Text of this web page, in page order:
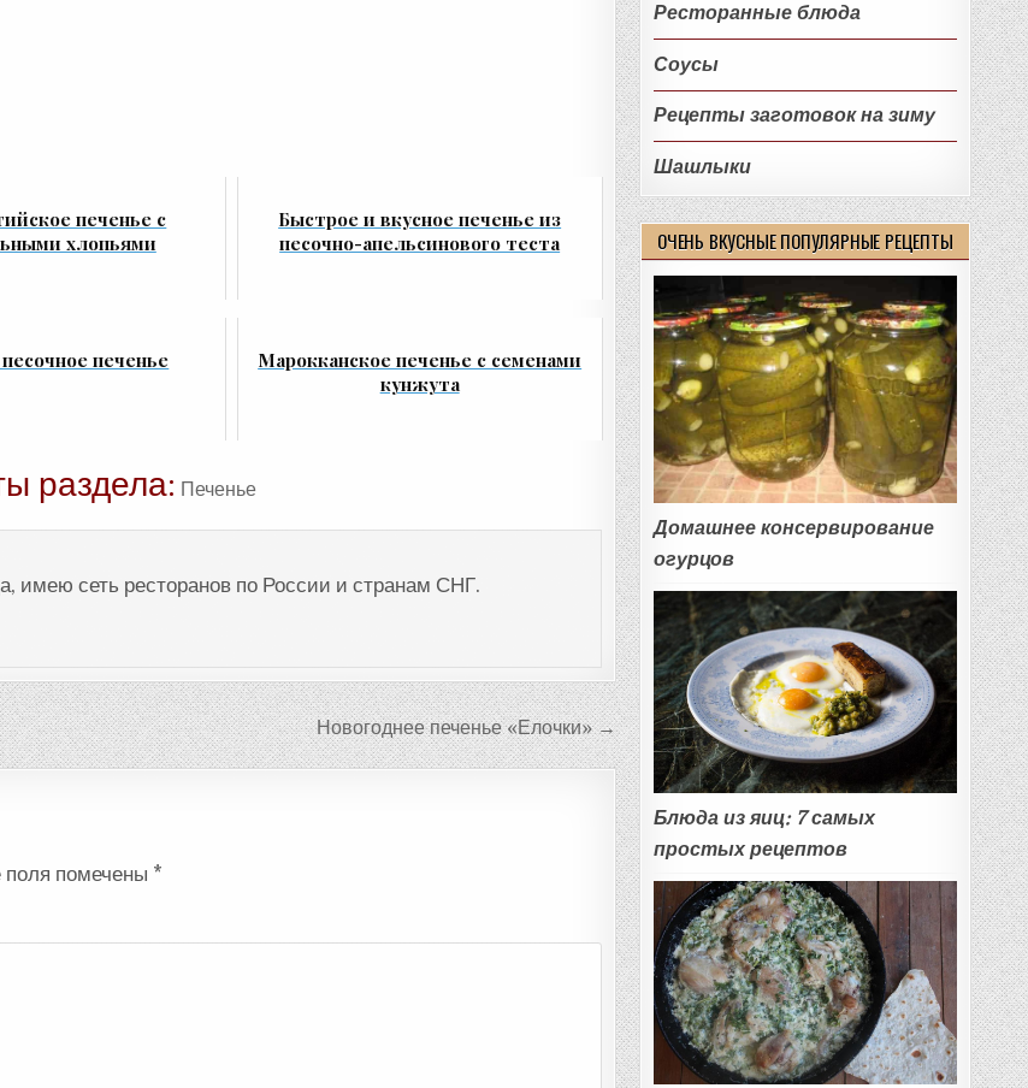
печенье с
хлопьями
Быстрое и вкусное печенье из
песочно-апельсинового теста
печенье
Марокканское печенье с семенами
кунжута
раздела: Печенье
имею сеть ресторанов по России и странам СНГ.
Новогоднее печенье «Елочки» →
помечены *
Ресторанные блюда
Соусы
Рецепты заготовок на зиму
Шашлыки
ОЧЕНЬ ВКУСНЫЕ ПОПУЛЯРНЫЕ РЕЦЕПТЫ
Домашнее консервирование
огурцов
Блюда из яиц: 7 самых
простых рецептов